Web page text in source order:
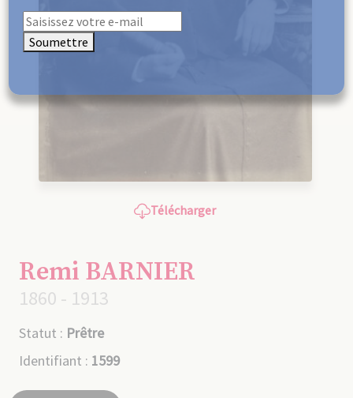
Télécharger
Remi BARNIER
1860 - 1913
Statut : Prêtre
Identifiant : 1599
Soumettre